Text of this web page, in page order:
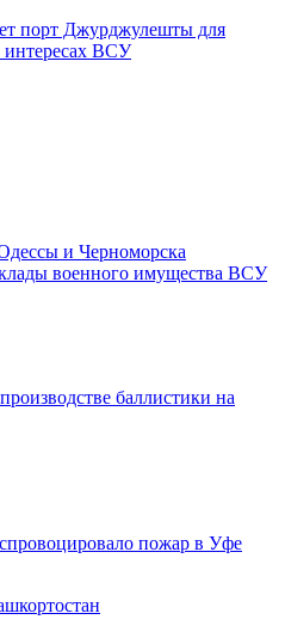
порт Джурджулешты для
интересах ВСУ
и Черноморска
военного имущества ВСУ
баллистики на
пожар в Уфе